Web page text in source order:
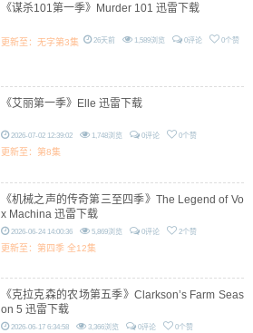
《谋杀101第一季》Murder 101 迅雷下载
26天前 1,589浏览 0评论 0个赞
更新至：无字第3集
《艾丽第一季》Elle 迅雷下载
2026-07-02 12:39:02 1,748浏览 0评论 0个赞
更新至：第8集
《机械之声的传奇第三至四季》The Legend of Vo
x Machina 迅雷下载
2026-06-24 14:00:36 5,869浏览 0评论 2个赞
更新至：第四季 全12集
《克拉克森的农场第五季》Clarkson’s Farm Seas
on 5 迅雷下载
2026-06-17 6:34:58 3,366浏览 0评论 0个赞